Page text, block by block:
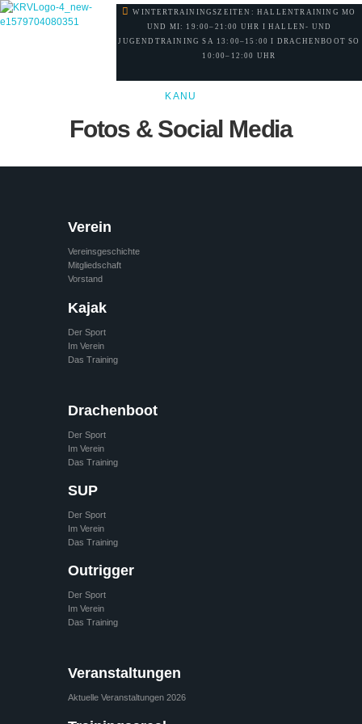
WINTERTRAININGSZEITEN: HALLENTRAINING MO
UND MI: 19:00–21:00 UHR I HALLEN- UND
JUGENDTRAINING SA 13:00–15:00 I DRACHENBOOT SO
10:00–12:00 UHR
KANU
Fotos & Social Media
Verein
Vereinsgeschichte
Mitgliedschaft
Vorstand
Kajak
Der Sport
Im Verein
Das Training
Drachenboot
Der Sport
Im Verein
Das Training
SUP
Der Sport
Im Verein
Das Training
Outrigger
Der Sport
Im Verein
Das Training
Veranstaltungen
Aktuelle Veranstaltungen 2026